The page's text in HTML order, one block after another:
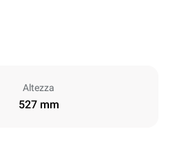
Altezza
527 mm